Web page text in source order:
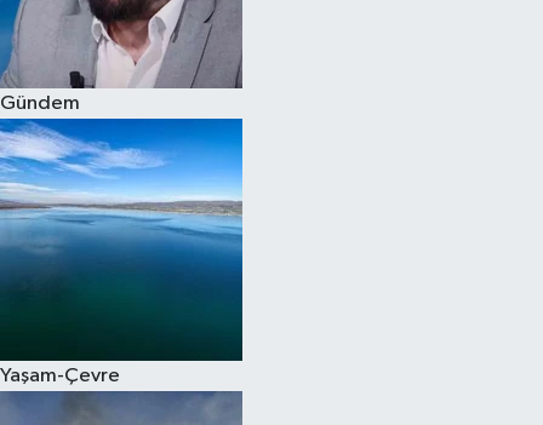
Gündem
Yaşam-Çevre
Spor
Burç Yorumları
Çocuk
Eğitim
Kim kimdir?